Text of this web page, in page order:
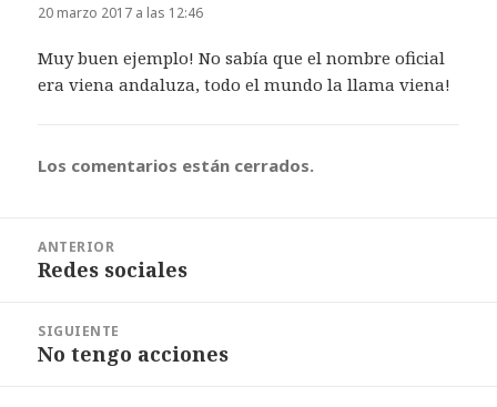
20 marzo 2017 a las 12:46
Muy buen ejemplo! No sabía que el nombre oficial
era viena andaluza, todo el mundo la llama viena!
Los comentarios están cerrados.
entradas
ANTERIOR
Entrada
Redes sociales
SIGUIENTE
Entrada
No tengo acciones